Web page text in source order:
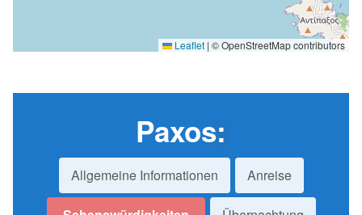
Leaflet | © OpenStreetMap contributors
Paxos:
Allgemeine Informationen Anreise